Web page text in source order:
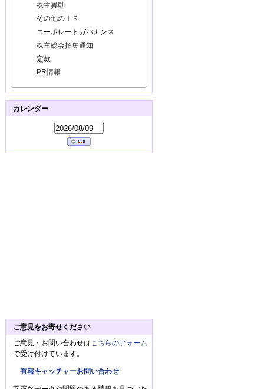
株主異動
その他のＩＲ
コーポレートガバナンス
株主総会招集通知
定款
PR情報
カレンダー
ご意見をお寄せください
ご意見・お問い合わせは こちらのフォーム
で受け付けています。
有報キャッチャーお問い合わせ